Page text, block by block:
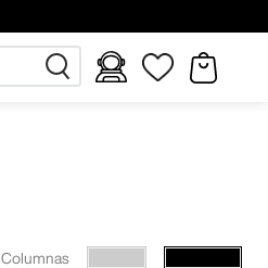
Columnas